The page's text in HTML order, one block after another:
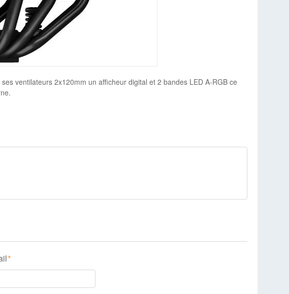
ventilateurs 2x120mm un afficheur digital et 2 bandes LED A-RGB ce
*